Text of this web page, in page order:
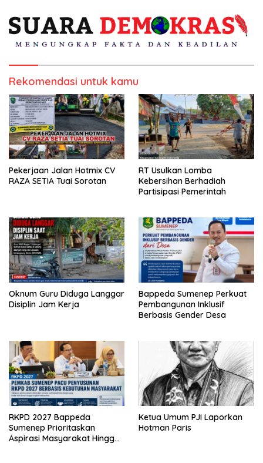
Rekomendasi untuk kamu
Pekerjaan Jalan Hotmix CV
RAZA SETIA Tuai Sorotan
RT Usulkan Lomba
Kebersihan Berhadiah
Partisipasi Pemerintah
Oknum Guru Diduga Langgar
Disiplin Jam Kerja
Bappeda Sumenep Perkuat
Pembangunan Inklusif
Berbasis Gender Desa
RKPD 2027 Bappeda
Sumenep Prioritaskan
Aspirasi Masyarakat Hingga
Ketua Umum PJI Laporkan
Hotman Paris